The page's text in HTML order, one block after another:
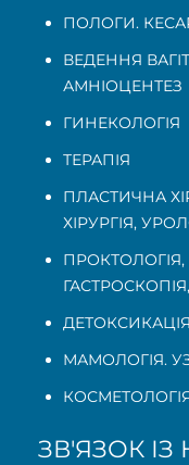
ПОЛОГИ.
ВЕДЕННЯ
АМНІОЦЕНТЕЗ
ГИНЕКОЛОГІЯ
ТЕРАПІЯ
ПЛАСТИЧНА
ХІРУРГІЯ,
ПРОКТОЛОГІЯ,
ГАСТРОСКОПІЯ,
МАМОЛОГІЯ.
ЗВ'ЯЗОК